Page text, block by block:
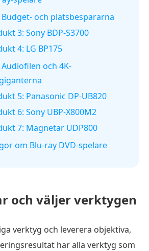
och platsbespararna
3: Sony BDP-S3700
4: LG BP175
och 4K-
5: Panasonic DP-UB820
6: Sony UBP-X800M2
7: Magnetar UDP800
om Blu-ray DVD-spelare
och väljer verktygen
verktyg och leverera objektiva,
har alla verktyg som